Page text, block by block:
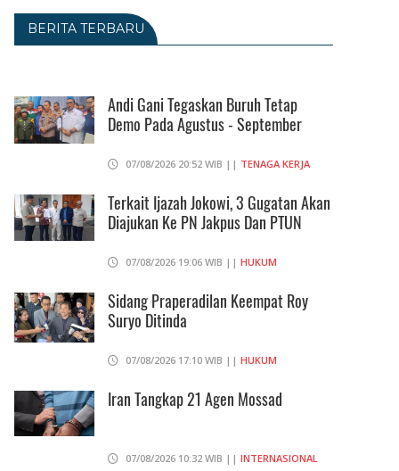
BERITA TERBARU
Andi Gani Tegaskan Buruh Tetap
Demo Pada Agustus - September
07/08/2026 20:52 WIB || TENAGA KERJA
Terkait Ijazah Jokowi, 3 Gugatan Akan
Diajukan Ke PN Jakpus Dan PTUN
07/08/2026 19:06 WIB || HUKUM
Sidang Praperadilan Keempat Roy
Suryo Ditinda
07/08/2026 17:10 WIB || HUKUM
Iran Tangkap 21 Agen Mossad
07/08/2026 10:32 WIB || INTERNASIONAL